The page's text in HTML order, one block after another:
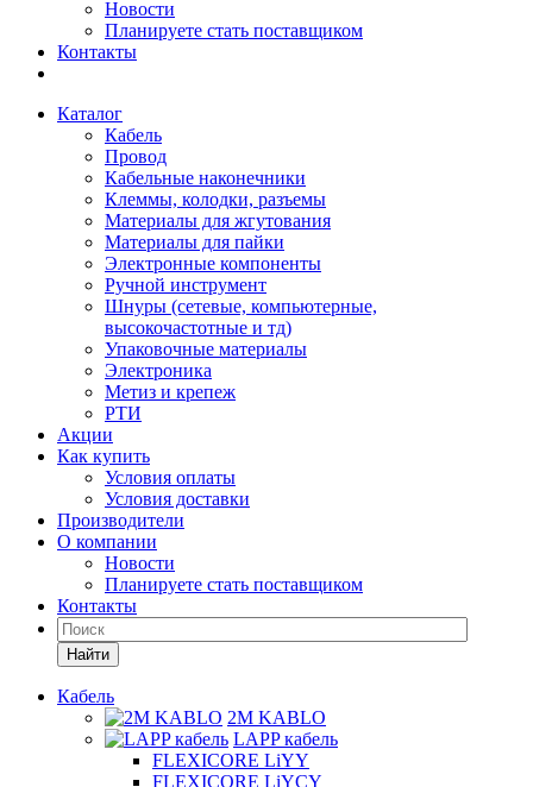
Новости
Планируете стать поставщиком
Контакты
Каталог
Кабель
Провод
Кабельные наконечники
Клеммы, колодки, разъемы
Материалы для жгутования
Материалы для пайки
Электронные компоненты
Ручной инструмент
Шнуры (сетевые, компьютерные,
высокочастотные и тд)
Упаковочные материалы
Электроника
Метиз и крепеж
РТИ
Акции
Как купить
Условия оплаты
Условия доставки
Производители
О компании
Новости
Планируете стать поставщиком
Контакты
Найти
Кабель
2M KABLO
LAPP кабель
FLEXICORE LiYY
FLEXICORE LiYCY